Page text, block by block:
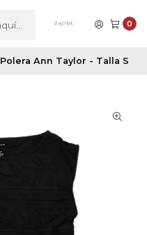
0
Polera Ann Taylor - Talla S